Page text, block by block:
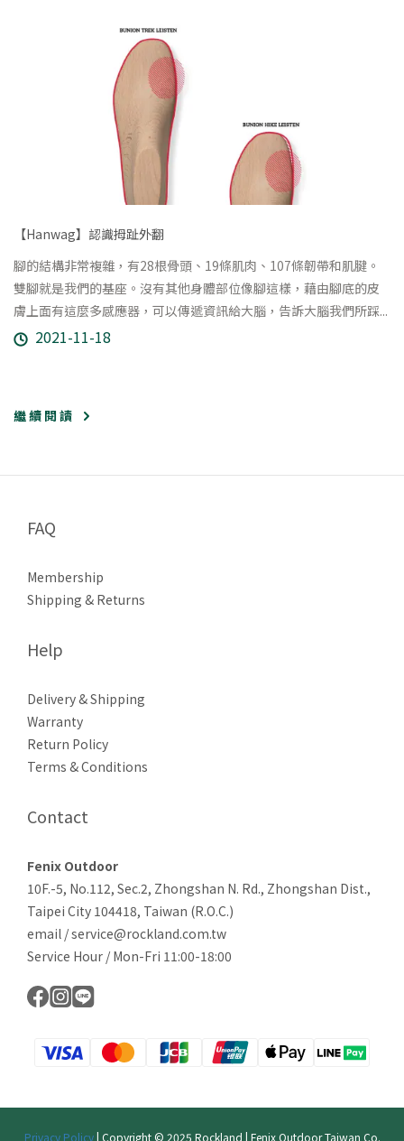
【Hanwag】認識拇趾外翻
腳的結構非常複雜，有28根骨頭、19條肌肉、107條韌帶和肌腱。
雙腳就是我們的基座。沒有其他身體部位像腳這樣，藉由腳底的皮
膚上面有這麼多感應器，可以傳遞資訊給大腦，告訴大腦我們所踩...
2021-11-18
繼 續 閱 讀
FAQ
Membership
Shipping & Returns
Help
Delivery & Shipping
Warranty
Return Policy
Terms & Conditions
Contact
Fenix Outdoor
10F.-5, No.112, Sec.2, Zhongshan N. Rd., Zhongshan Dist.,
Taipei City 104418, Taiwan (R.O.C.)
email / service@rockland.com.tw
Service Hour / Mon-Fri 11:00-18:00
Privacy Policy| Copyright © 2025 Rockland | Fenix Outdoor Taiwan Co.